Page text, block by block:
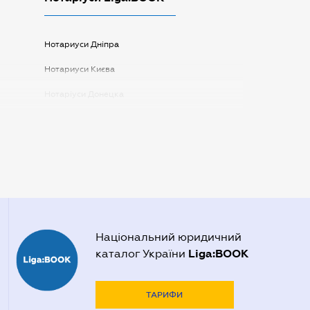
Нотариуси Дніпра
Нотариуси Києва
Національний юридичний
каталог України Liga:BOOK
ТАРИФИ